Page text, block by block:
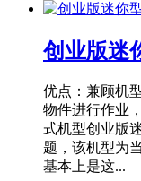
创业版迷
优点：兼顾机
物件进行作业
式机型创业版
题，该机型为
基本上是这...